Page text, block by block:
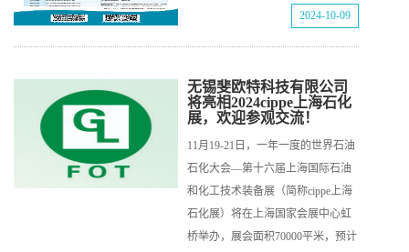
2024-10-09
无锡斐欧特科技有限公司
将亮相2024cippe上海石化
展，欢迎参观交流！
11月19-21日，一年一度的世界石油
石化大会—第十六届上海国际石油
和化工技术装备展（简称cippe上海
石化展）将在上海国家会展中心虹
桥举办，展会面积70000平米，预计